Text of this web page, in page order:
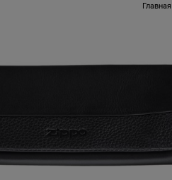
Главная